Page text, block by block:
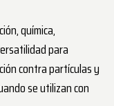
química,
para
contra partículas y
se utilizan con